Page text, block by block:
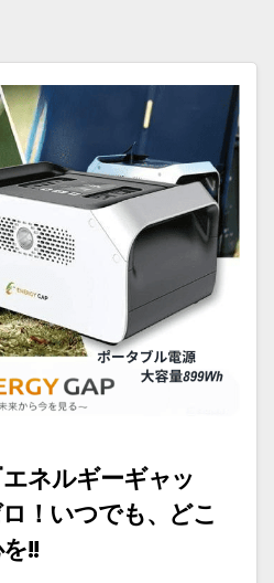
ネルギーギャッ
！いつでも、どこ
!!